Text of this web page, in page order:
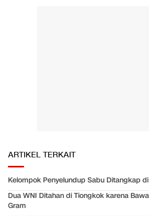
ARTIKEL TERKAIT
Kelompok Penyelundup Sabu Ditangkap
Dua WNI Ditahan di Tiongkok karena
Gram